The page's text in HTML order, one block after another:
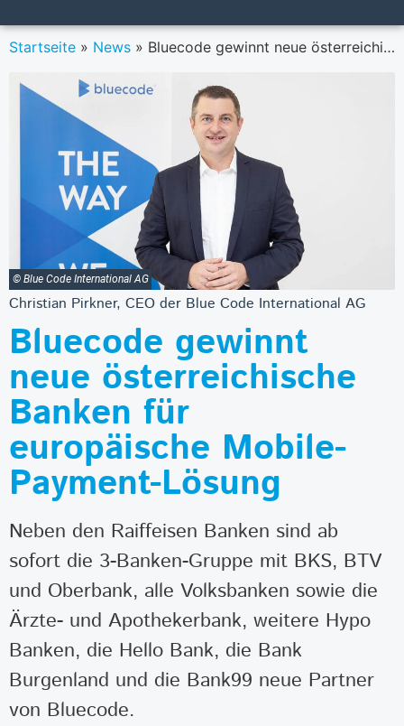
Startseite » News » Bluecode gewinnt neue österreichische Banken für europäische Mobile-Payment-Lösung
© Blue Code International AG
Christian Pirkner, CEO der Blue Code International AG
Bluecode gewinnt
neue österreichische
Banken für
europäische Mobile-
Payment-Lösung
Neben den Raiffeisen Banken sind ab
sofort die 3-Banken-Gruppe mit BKS, BTV
und Oberbank, alle Volksbanken sowie die
Ärzte- und Apothekerbank, weitere Hypo
Banken, die Hello Bank, die Bank
Burgenland und die Bank99 neue Partner
von Bluecode.